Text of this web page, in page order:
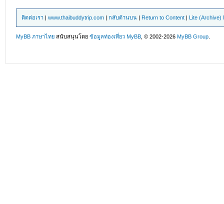
ติดต่อเรา |www.thaibuddytrip.com |กลับด้านบน | Return to Content | Lite (Archive)
MyBB ภาษาไทย สนับสนุนโดยข้อมูลท่องเที่ยว MyBB , © 2002-2026MyBB Group